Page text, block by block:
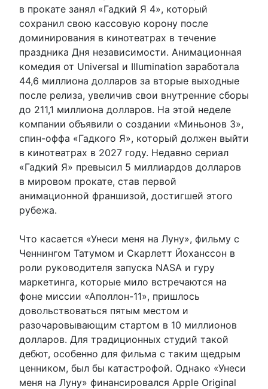
в прокате занял «Гадкий Я 4», который
сохранил свою кассовую корону после
доминирования в кинотеатрах в течение
праздника Дня независимости. Анимационная
комедия от Universal и Illumination заработала
44,6 миллиона долларов за вторые выходные
после релиза, увеличив свои внутренние сборы
до 211,1 миллиона долларов. На этой неделе
компании объявили о создании «Миньонов 3»,
спин-оффа «Гадкого Я», который должен выйти
в кинотеатрах в 2027 году. Недавно сериал
«Гадкий Я» превысил 5 миллиардов долларов
в мировом прокате, став первой
анимационной франшизой, достигшей этого
рубежа.
Что касается «Унеси меня на Луну», фильму с
Ченнингом Татумом и Скарлетт Йоханссон в
роли руководителя запуска NASA и гуру
маркетинга, которые мило встречаются на
фоне миссии «Аполлон-11», пришлось
довольствоваться пятым местом и
разочаровывающим стартом в 10 миллионов
долларов. Для традиционных студий такой
дебют, особенно для фильма с таким щедрым
ценником, был бы катастрофой. Однако «Унеси
меня на Луну» финансировался Apple Original